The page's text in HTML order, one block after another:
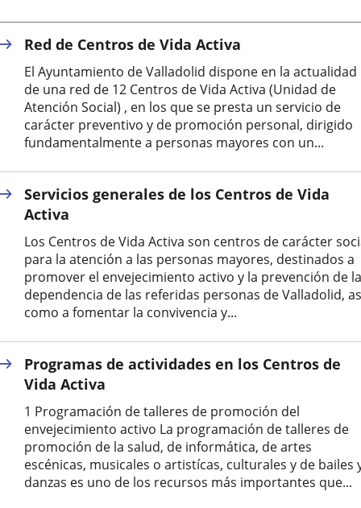
Red de Centros de Vida Activa
El Ayuntamiento de Valladolid dispone en la actualidad
de una red de 12 Centros de Vida Activa (Unidad de
Atención Social) , en los que se presta un servicio de
carácter preventivo y de promoción personal, dirigido
fundamentalmente a personas mayores con un...
Servicios generales de los Centros de Vida
Activa
Los Centros de Vida Activa son centros de carácter
para la atención a las personas mayores, destinados a
promover el envejecimiento activo y la prevención de la
dependencia de las referidas personas de Valladolid,
como a fomentar la convivencia y...
Programas de actividades en los Centros de
Vida Activa
1 Programación de talleres de promoción del
envejecimiento activo La programación de talleres de
promoción de la salud, de informática, de artes
escénicas, musicales o artistícas, culturales y de bailes
danzas es uno de los recursos más importantes que...